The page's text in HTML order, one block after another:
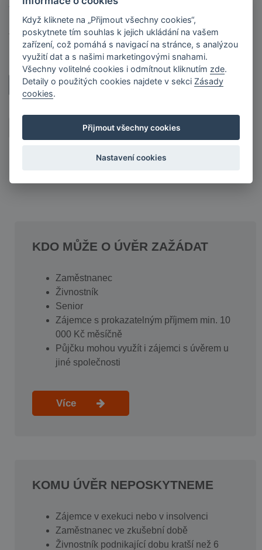
zahradu a chybí Vám finanční prostředky? Od toho máte
nás! Uzavřete půjčku online a užijte si nízký úrok od 7,9 %.
Jsme tu pro Vás! Až 150.000,- Kč na cokoliv! Chystáte se
letos rekonstruovat chatu nebo chalupu? I s […]
Číst dále…
5 »Next page
13
KDO MŮŽE O ÚVĚR ZAŽÁDAT
Zaměstnanec
Živnostník
Senior
Zájemce s prokazatelným příjmem min. 10
000 Kč měsíčně
Půjčku mohou využít i zájemci s úvěrem u
jiné společnosti
Více
KOMU ÚVĚR NEPOSKYTNEME
Zájemce v exekuci nebo v insolvenci
Zaměstnanec ve zkušební době
Živnostník podnikající dobu kratší než 6
Když kliknete na „Přijmout všechny cookies“,
poskytnete tím souhlas k jejich ukládání na vašem
zařízení, což pomáhá s navigací na stránce, s analýzou
využití dat a s našimi marketingovými snahami.
Všechny volitelné cookies i odmítnout kliknutím zde.
Detaily o použitých cookies najdete v sekci Zásady
cookies.
Přijmout všechny cookies
Nastavení cookies